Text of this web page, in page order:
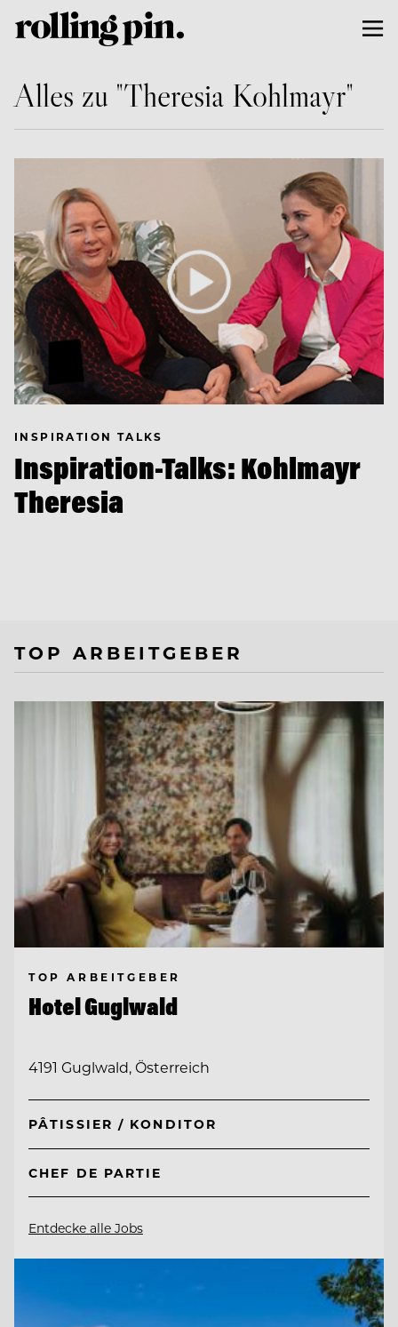
Alles zu "Theresia Kohlmayr"
INSPIRATION TALKS
Inspiration-Talks: Kohlmayr
Theresia
TOP ARBEITGEBER
TOP ARBEITGEBER
Hotel Guglwald
4191 Guglwald, Österreich
PÂTISSIER / KONDITOR
CHEF DE PARTIE
Entdecke alle Jobs